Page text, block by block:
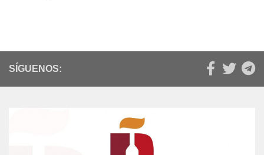
SÍGUENOS: